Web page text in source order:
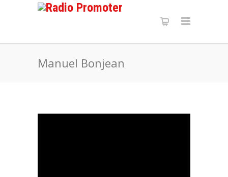
Manuel Bonjean